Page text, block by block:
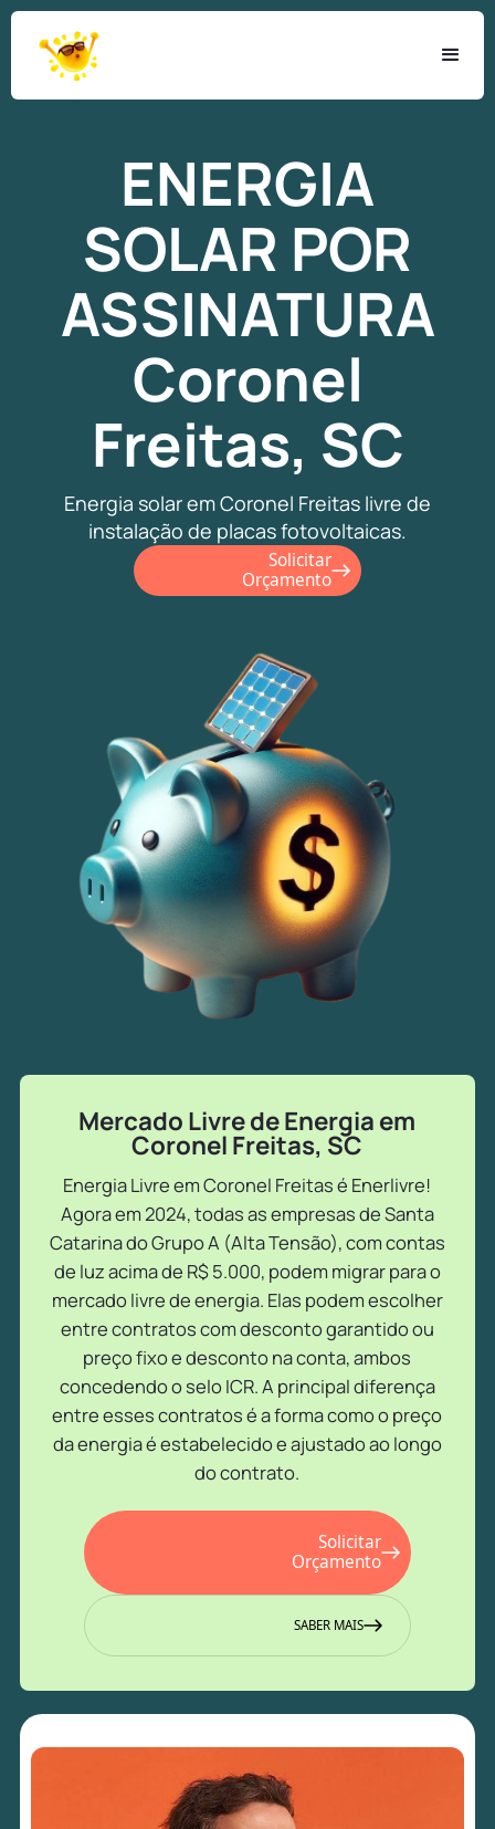
ENERGIA
SOLAR POR
ASSINATURA
Coronel
Freitas, SC
Energia solar em Coronel Freitas livre de
instalação de placas fotovoltaicas.
Solicitar
Orçamento
Mercado Livre de Energia em
Coronel Freitas, SC
Energia Livre em Coronel Freitas é Enerlivre!
Agora em 2024, todas as empresas de Santa
Catarina do Grupo A (Alta Tensão), com contas
de luz acima de R$ 5.000, podem migrar para o
mercado livre de energia. Elas podem escolher
entre contratos com desconto garantido ou
preço fixo e desconto na conta, ambos
concedendo o selo ICR. A principal diferença
entre esses contratos é a forma como o preço
da energia é estabelecido e ajustado ao longo
do contrato.
Solicitar
Orçamento
SABER MAIS